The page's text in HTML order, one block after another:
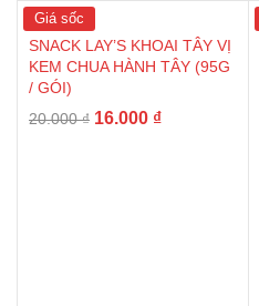
Giá sốc
SNACK LAY’S KHOAI TÂY VỊ
KEM CHUA HÀNH TÂY (95G
/ GÓI)
20.000₫ 16.000 ₫